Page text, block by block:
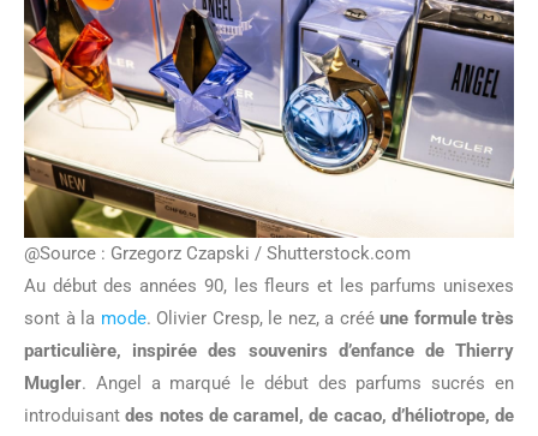
@Source : Grzegorz Czapski / Shutterstock.com
Au début des années 90, les fleurs et les parfums unisexes
sont à la mode. Olivier Cresp, le nez, a créé une formule très
particulière, inspirée des souvenirs d’enfance de Thierry
Mugler. Angel a marqué le début des parfums sucrés en
introduisantdes notes de caramel, de cacao, d’héliotrope, de